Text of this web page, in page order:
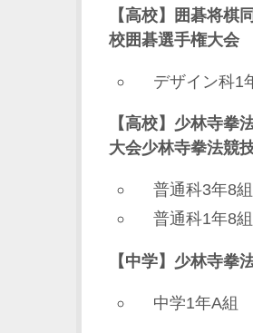
【高校】囲碁将棋
校囲碁選手権大会
デザイン科
【高校】少林寺拳
大会少林寺拳法競
普通科3年8
普通科1年8
【中学】少林寺拳
中学1年A